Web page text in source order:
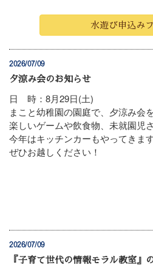
水遊び申込み
2026/07/09
夕涼み会のお知らせ
日 時：8月29日(土)
まこと幼稚園の園庭で、夕涼み会
楽しいゲームや飲食物、未就園児
今年はキッチンカーもやってきます
ぜひお越しください！
2026/07/09
『子育て世代の情報モラル教室』